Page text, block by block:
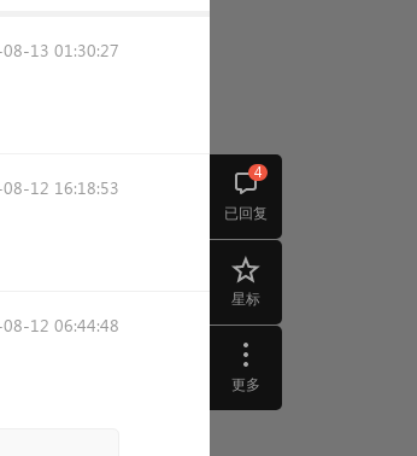
已回复
4
星标
更多
13 01:30:27
12 16:18:53
12 06:44:48